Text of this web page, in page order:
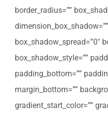
border_radius=””
box_shadow_spread=”0″
box_shadow_style=””
padding_bottom=””
margin_bottom=””
gradient_start_color=””